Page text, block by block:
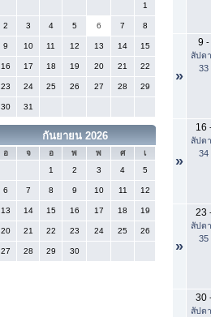
1
2 3 4 5 6 7 8
9 10 11 12 13 14 15
16 17 18 19 20 21 22
23 24 25 26 27 28 29
30 31
กันยายน 2026
อ จ อ พ พ ศ
เ
1
2 3 4 5
6 7 8 9 10 11 12
13 14 15 16 17 18 19
20 21 22 23 24 25 26
27 28 29 30
»
9 -
สัปด
33
»
16
สัปด
34
»
23
สัปด
35
30
สัปด